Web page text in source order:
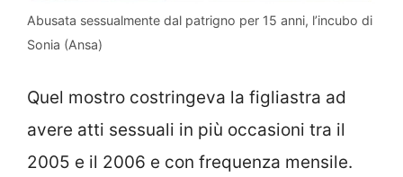
Abusata sessualmente dal patrigno per 15 anni, l’incubo di
Sonia (Ansa)
Quel mostro costringeva la figliastra ad
avere atti sessuali in più occasioni tra il
2005 e il 2006 e con frequenza mensile.